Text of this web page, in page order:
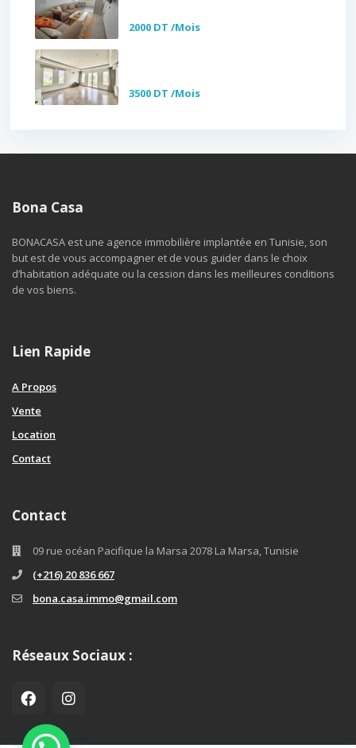
2000 DT /Mois
3500 DT /Mois
Bona Casa
BONACASA est une agence immobilière implantée en Tunisie, son
but est de vous accompagner et de vous guider dans le choix
d’habitation adéquate ou la cession dans les meilleures conditions
de vos biens.
Lien Rapide
A Propos
Vente
Location
Contact
Contact
09 rue océan Pacifique la Marsa 2078 La Marsa, Tunisie
(+216) 20 836 667
bona.casa.immo@gmail.com
Réseaux Sociaux :